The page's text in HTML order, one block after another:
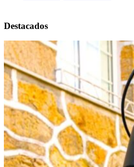
Destacados